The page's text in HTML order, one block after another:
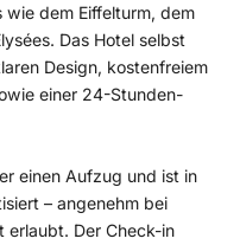
wie dem Eiffelturm, dem
Das Hotel selbst
Design, kostenfreiem
einer 24-Stunden-
einen Aufzug und ist in
– angenehm bei
erlaubt. Der Check-in